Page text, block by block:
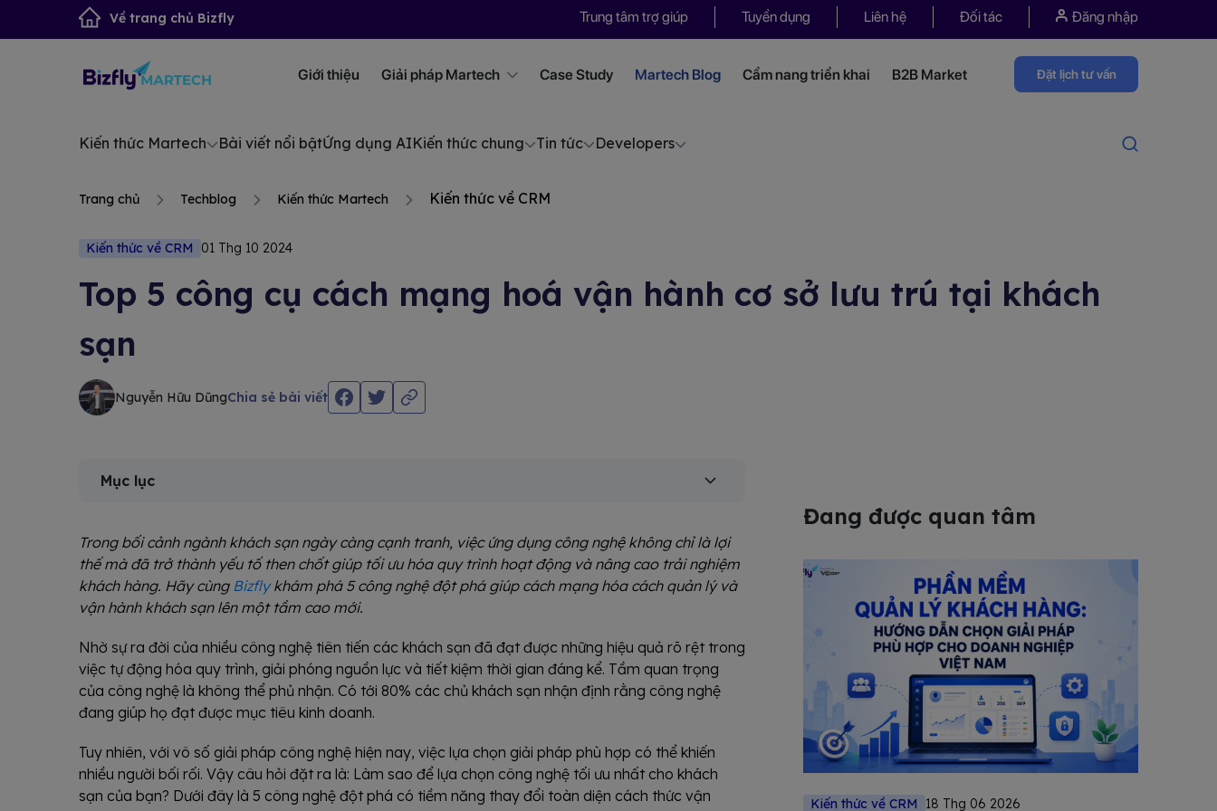
Về trang chủ Bizfly Trung tâm trợ giúp Tuyển dụng Liên hệ Đối tác Đăng nhập
Giới thiệu Giải pháp Martech Case Study Martech Blog Cẩm nang triển khai B2B Market Đặt lịch tư vấn
Kiến thức Martech Bài viết nổi bậtỨng dụng AIKiến thức chung Tin tức Developers
Trang chủ Techblog Kiến thức Martech Kiến thức về CRM
Kiến thức về CRM 01 Thg 10 2024
Top 5 công cụ cách mạng hoá vận hành cơ sở lưu trú tại khách
sạn
Nguyễn Hữu DũngChia sẻ bài viết
Mục lục
Trong bối cảnh ngành khách sạn ngày càng cạnh tranh, việc ứng dụng công nghệ không chỉ là lợi
thế mà đã trở thành yếu tố then chốt giúp tối ưu hóa quy trình hoạt động và nâng cao trải nghiệm
khách hàng. Hãy cùng Bizflykhám phá 5 công nghệ đột phá giúp cách mạng hóa cách quản lý và
vận hành khách sạn lên một tầm cao mới.
Nhờ sự ra đời của nhiều công nghệ tiên tiến các khách sạn đã đạt được những hiệu quả rõ rệt trong
việc tự động hóa quy trình, giải phóng nguồn lực và tiết kiệm thời gian đáng kể. Tầm quan trọng
của công nghệ là không thể phủ nhận. Có tới 80% các chủ khách sạn nhận định rằng công nghệ
đang giúp họ đạt được mục tiêu kinh doanh.
Tuy nhiên, với vô số giải pháp công nghệ hiện nay, việc lựa chọn giải pháp phù hợp có thể khiến
nhiều người bối rối. Vậy câu hỏi đặt ra là: Làm sao để lựa chọn công nghệ tối ưu nhất cho khách
sạn của bạn? Dưới đây là 5 công nghệ đột phá có tiềm năng thay đổi toàn diện cách thức vận
Đang được quan tâm
Kiến thức về CRM 18 Thg 06 2026